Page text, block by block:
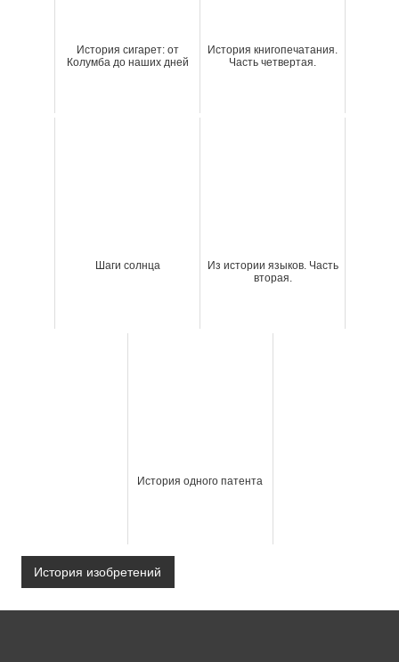
История сигарет: от
Колумба до наших дней
История книгопечатания.
Часть четвертая.
Шаги солнца
Из истории языков. Часть
вторая.
История одного патента
История изобретений